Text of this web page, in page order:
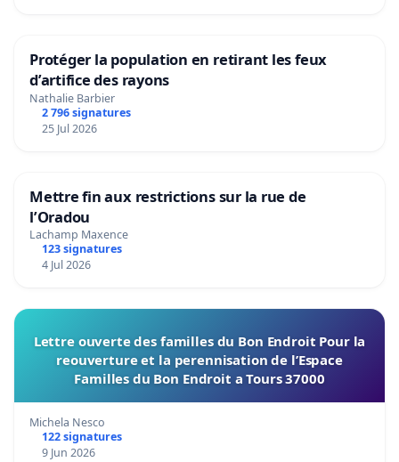
Protéger la population en retirant les feux
d’artifice des rayons
Nathalie Barbier
2 796 signatures
25 Jul 2026
Mettre fin aux restrictions sur la rue de
l’Oradou
Lachamp Maxence
123 signatures
4 Jul 2026
Lettre ouverte des familles du Bon Endroit Pour la
reouverture et la perennisation de l’Espace
Familles du Bon Endroit a Tours 37000
Michela Nesco
122 signatures
9 Jun 2026